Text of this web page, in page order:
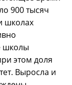
900 тысяч
школах
школы
этом доля
Выросла и